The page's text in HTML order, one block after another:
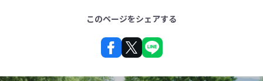
このページをシェアする